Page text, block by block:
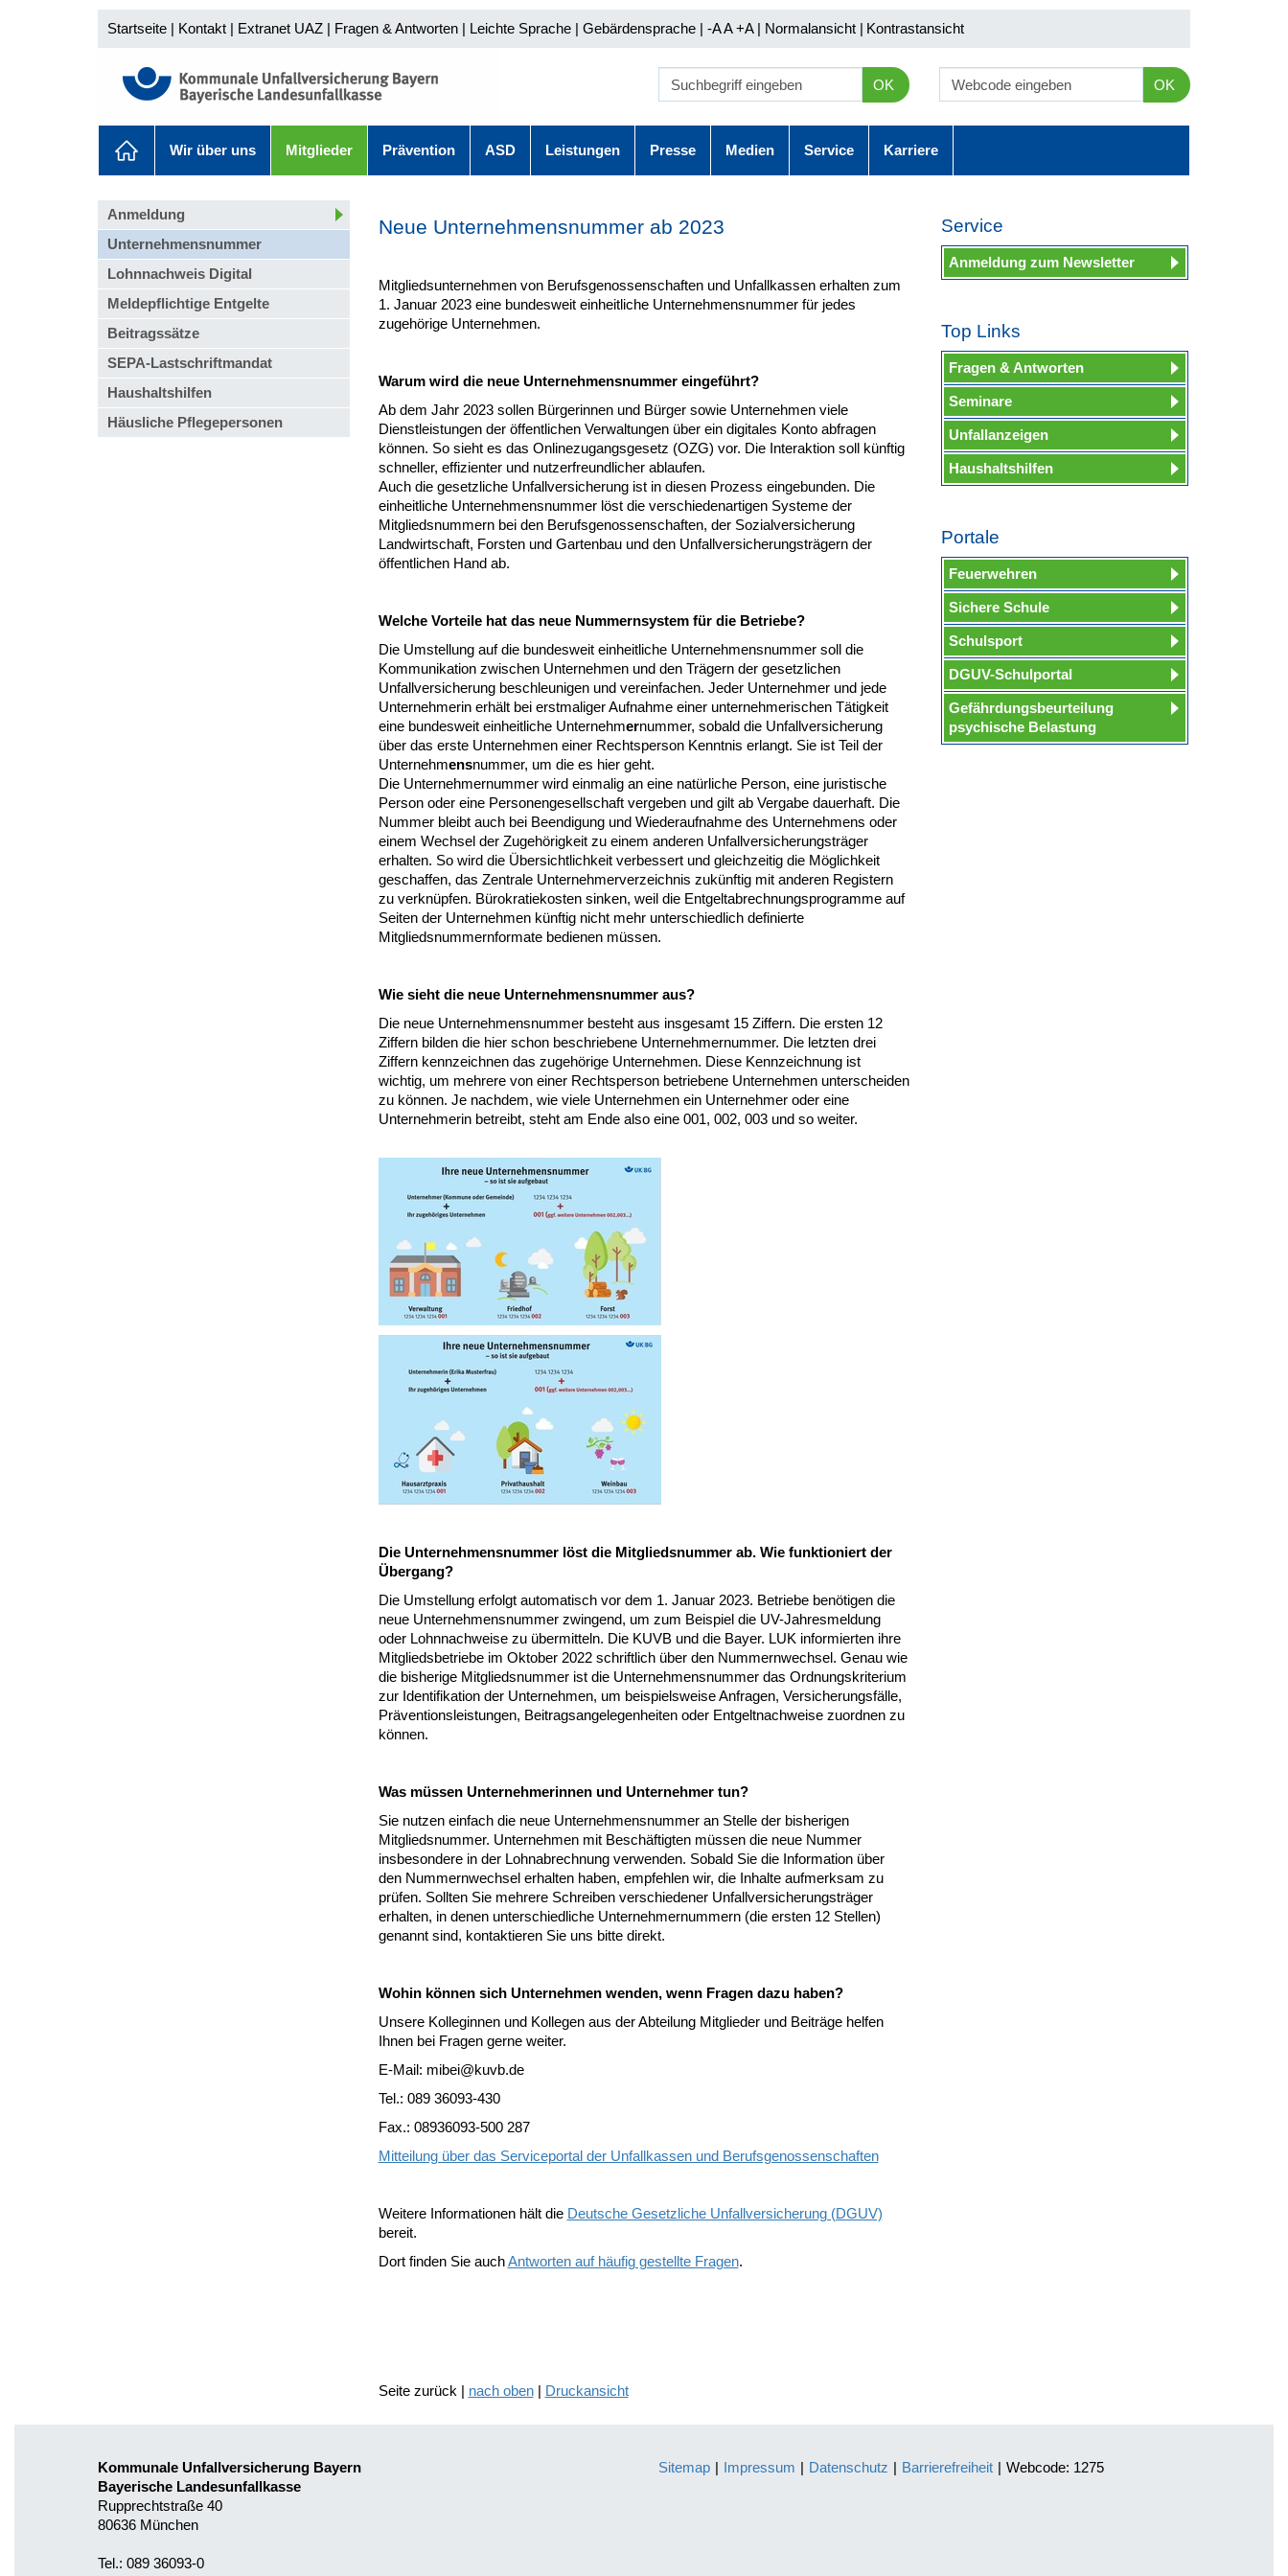
Startseite | Kontakt | Extranet UAZ | Fragen & Antworten | Leichte Sprache | Gebärdensprache | -A A+A | Normalansicht | Kontrastansicht
OK OK
Wir über uns Mitglieder Prävention ASD Leistungen Presse Medien Service Karriere
Anmeldung
Unternehmensnummer
Lohnnachweis Digital
Meldepflichtige Entgelte
Beitragssätze
SEPA-Lastschriftmandat
Haushaltshilfen
Häusliche Pflegepersonen
Neue Unternehmensnummer ab 2023
Mitgliedsunternehmen von Berufsgenossenschaften und Unfallkassen erhalten zum
1. Januar 2023 eine bundesweit einheitliche Unternehmensnummer für jedes
zugehörige Unternehmen.
Warum wird die neue Unternehmensnummer eingeführt?
Ab dem Jahr 2023 sollen Bürgerinnen und Bürger sowie Unternehmen viele
Dienstleistungen der öffentlichen Verwaltungen über ein digitales Konto abfragen
können. So sieht es das Onlinezugangsgesetz (OZG) vor. Die Interaktion soll künftig
schneller, effizienter und nutzerfreundlicher ablaufen.
Auch die gesetzliche Unfallversicherung ist in diesen Prozess eingebunden. Die
einheitliche Unternehmensnummer löst die verschiedenartigen Systeme der
Mitgliedsnummern bei den Berufsgenossenschaften, der Sozialversicherung
Landwirtschaft, Forsten und Gartenbau und den Unfallversicherungsträgern der
öffentlichen Hand ab.
Welche Vorteile hat das neue Nummernsystem für die Betriebe?
Die Umstellung auf die bundesweit einheitliche Unternehmensnummer soll die
Kommunikation zwischen Unternehmen und den Trägern der gesetzlichen
Unfallversicherung beschleunigen und vereinfachen. Jeder Unternehmer und jede
Unternehmerin erhält bei erstmaliger Aufnahme einer unternehmerischen Tätigkeit
eine bundesweit einheitliche Unternehmernummer, sobald die Unfallversicherung
über das erste Unternehmen einer Rechtsperson Kenntnis erlangt. Sie ist Teil der
Unternehmensnummer, um die es hier geht.
Die Unternehmernummer wird einmalig an eine natürliche Person, eine juristische
Person oder eine Personengesellschaft vergeben und gilt ab Vergabe dauerhaft. Die
Nummer bleibt auch bei Beendigung und Wiederaufnahme des Unternehmens oder
einem Wechsel der Zugehörigkeit zu einem anderen Unfallversicherungsträger
erhalten. So wird die Übersichtlichkeit verbessert und gleichzeitig die Möglichkeit
geschaffen, das Zentrale Unternehmerverzeichnis zukünftig mit anderen Registern
zu verknüpfen. Bürokratiekosten sinken, weil die Entgeltabrechnungsprogramme auf
Seiten der Unternehmen künftig nicht mehr unterschiedlich definierte
Mitgliedsnummernformate bedienen müssen.
Wie sieht die neue Unternehmensnummer aus?
Die neue Unternehmensnummer besteht aus insgesamt 15 Ziffern. Die ersten 12
Ziffern bilden die hier schon beschriebene Unternehmernummer. Die letzten drei
Ziffern kennzeichnen das zugehörige Unternehmen. Diese Kennzeichnung ist
wichtig, um mehrere von einer Rechtsperson betriebene Unternehmen unterscheiden
zu können. Je nachdem, wie viele Unternehmen ein Unternehmer oder eine
Unternehmerin betreibt, steht am Ende also eine 001, 002, 003 und so weiter.
Die Unternehmensnummer löst die Mitgliedsnummer ab. Wie funktioniert der
Übergang?
Die Umstellung erfolgt automatisch vor dem 1. Januar 2023. Betriebe benötigen die
neue Unternehmensnummer zwingend, um zum Beispiel die UV-Jahresmeldung
oder Lohnnachweise zu übermitteln. Die KUVB und die Bayer. LUK informierten ihre
Mitgliedsbetriebe im Oktober 2022 schriftlich über den Nummernwechsel. Genau wie
die bisherige Mitgliedsnummer ist die Unternehmensnummer das Ordnungskriterium
zur Identifikation der Unternehmen, um beispielsweise Anfragen, Versicherungsfälle,
Präventionsleistungen, Beitragsangelegenheiten oder Entgeltnachweise zuordnen zu
können.
Was müssen Unternehmerinnen und Unternehmer tun?
Sie nutzen einfach die neue Unternehmensnummer an Stelle der bisherigen
Mitgliedsnummer. Unternehmen mit Beschäftigten müssen die neue Nummer
insbesondere in der Lohnabrechnung verwenden. Sobald Sie die Information über
den Nummernwechsel erhalten haben, empfehlen wir, die Inhalte aufmerksam zu
prüfen. Sollten Sie mehrere Schreiben verschiedener Unfallversicherungsträger
erhalten, in denen unterschiedliche Unternehmernummern (die ersten 12 Stellen)
genannt sind, kontaktieren Sie uns bitte direkt.
Wohin können sich Unternehmen wenden, wenn Fragen dazu haben?
Unsere Kolleginnen und Kollegen aus der Abteilung Mitglieder und Beiträge helfen
Ihnen bei Fragen gerne weiter.
E-Mail: mibei@kuvb.de
Tel.: 089 36093-430
Fax.: 08936093-500 287
Mitteilung über das Serviceportal der Unfallkassen und Berufsgenossenschaften
Weitere Informationen hält die Deutsche Gesetzliche Unfallversicherung (DGUV)
bereit.
Dort finden Sie auchAntworten auf häufig gestellte Fragen.
Seite zurück | nach oben| Druckansicht
Service
Anmeldung zum Newsletter
Top Links
Fragen & Antworten
Seminare
Unfallanzeigen
Haushaltshilfen
Portale
Feuerwehren
Sichere Schule
Schulsport
DGUV-Schulportal
Gefährdungsbeurteilung
psychische Belastung
Kommunale Unfallversicherung Bayern
Bayerische Landesunfallkasse
Rupprechtstraße 40
80636 München
Tel.: 089 36093-0
Sitemap | Impressum | Datenschutz | Barrierefreiheit | Webcode: 1275